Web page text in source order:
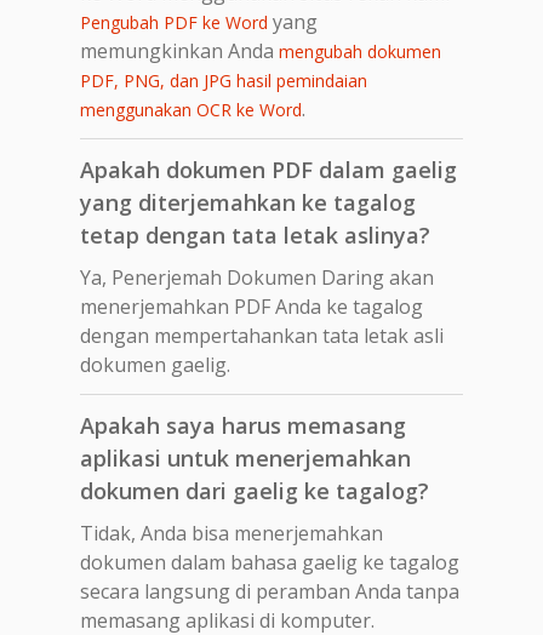
Pengubah PDF ke Word yang
memungkinkan Anda mengubah dokumen
PDF, PNG, dan JPG hasil pemindaian
menggunakan OCR ke Word.
Apakah dokumen PDF dalam gaelig
yang diterjemahkan ke tagalog
tetap dengan tata letak aslinya?
Ya, Penerjemah Dokumen Daring akan
menerjemahkan PDF Anda ke tagalog
dengan mempertahankan tata letak asli
dokumen gaelig.
Apakah saya harus memasang
aplikasi untuk menerjemahkan
dokumen dari gaelig ke tagalog?
Tidak, Anda bisa menerjemahkan
dokumen dalam bahasa gaelig ke tagalog
secara langsung di peramban Anda tanpa
memasang aplikasi di komputer.